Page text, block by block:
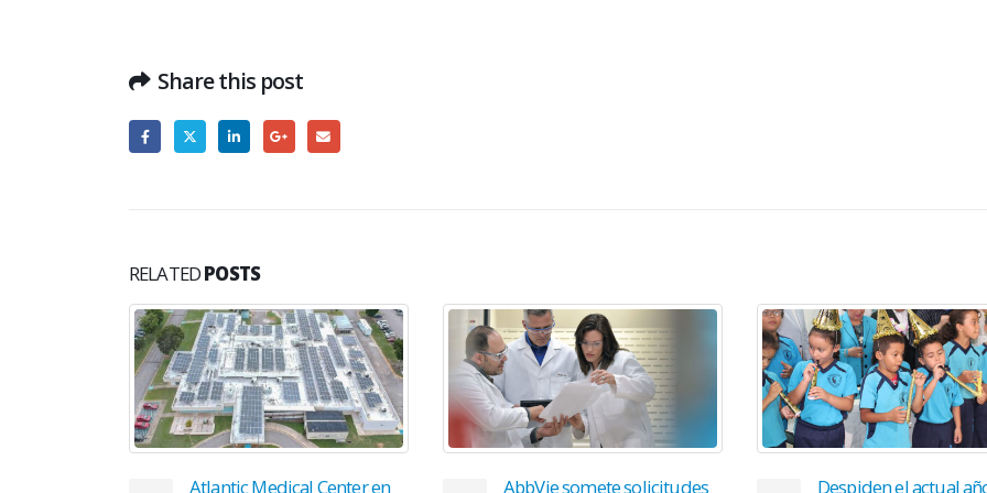
Share this post
RELATEDPOSTS
AbbVie somete solicitudes
Despiden el actual año
01
Mar
Un Futuro con
Saludables
Un defecto de
(congénito) ocurre
órgano o tejido en
no se forma